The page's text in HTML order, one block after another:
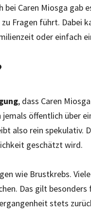
Caren Miosga gab
Fragen führt. Dabei
oder einfach
, dass Caren
öffentlich über
also rein spekulativ.
geschätzt wird.
wie Brustkrebs.
Das gilt besonders
stets